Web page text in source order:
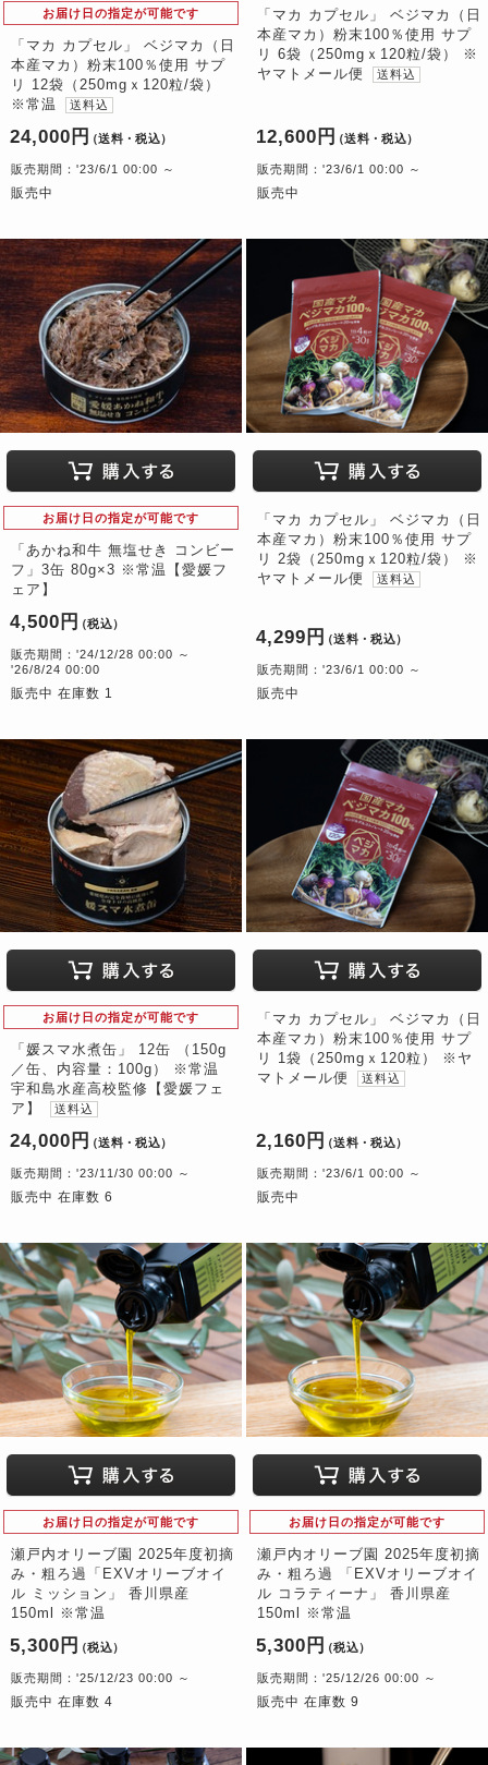
お届け日の指定が可能です
「マカ カプセル」 ベジマカ（日
本産マカ）粉末100％使用 サプ
リ 12袋（250mgｘ120粒/袋）
※常温
送料込
24,000円 （送料・税込）
販売期間：'23/6/1 00:00 ～
販売中
「マカ カプセル」 ベジマカ（日
本産マカ）粉末100％使用 サプ
リ 6袋（250mgｘ120粒/袋） ※
ヤマトメール便
送料込
12,600円 （送料・税込）
販売期間：'23/6/1 00:00 ～
販売中
お届け日の指定が可能です
「あかね和牛 無塩せき コンビー
フ」3缶 80g×3 ※常温【愛媛フ
ェア】
4,500円 （税込）
販売期間：'24/12/28 00:00 ～
'26/8/24 00:00
販売中 在庫数 1
「マカ カプセル」 ベジマカ（日
本産マカ）粉末100％使用 サプ
リ 2袋（250mgｘ120粒/袋） ※
ヤマトメール便
送料込
4,299円 （送料・税込）
販売期間：'23/6/1 00:00 ～
販売中
お届け日の指定が可能です
「媛スマ水煮缶」 12缶 （150g
／缶、内容量：100g） ※常温
宇和島水産高校監修【愛媛フェ
ア】
送料込
24,000円 （送料・税込）
販売期間：'23/11/30 00:00 ～
販売中 在庫数 6
「マカ カプセル」 ベジマカ（日
本産マカ）粉末100％使用 サプ
リ 1袋（250mgｘ120粒） ※ヤ
マトメール便
送料込
2,160円 （送料・税込）
販売期間：'23/6/1 00:00 ～
販売中
お届け日の指定が可能です
瀬戸内オリーブ園 2025年度初摘
み・粗ろ過「EXVオリーブオイ
ル ミッション」 香川県産
150ml ※常温
5,300円 （税込）
販売期間：'25/12/23 00:00 ～
販売中 在庫数 4
お届け日の指定が可能です
瀬戸内オリーブ園 2025年度初摘
み・粗ろ過 「EXVオリーブオイ
ル コラティーナ」 香川県産
150ml ※常温
5,300円 （税込）
販売期間：'25/12/26 00:00 ～
販売中 在庫数 9